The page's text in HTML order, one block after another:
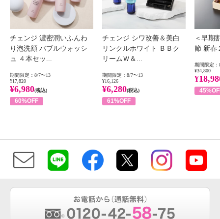
チェンジ 濃密潤いふんわ
り泡洗顔 バブルウォッシ
ュ ４本セッ...
期間限定：8/7〜13
¥17,820
¥6,980(税込)
60%OFF
チェンジ シワ改善＆美白
リンクルホワイト ＢＢク
リームＷ＆...
期間限定：8/7〜13
¥16,126
¥6,280(税込)
61%OFF
＜早期
節 新春
期間限定：
¥34,800